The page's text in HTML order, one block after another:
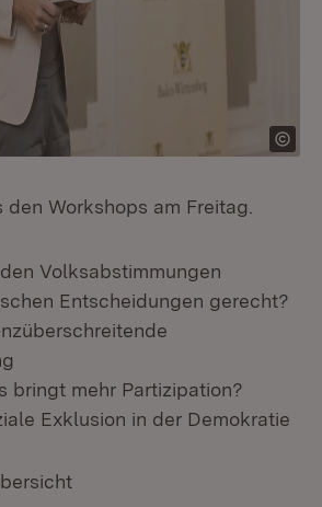
Workshops am Freitag.
Volksabstimmungen
Entscheidungen gerecht?
bringt mehr Partizipation?
Exklusion in der Demokratie